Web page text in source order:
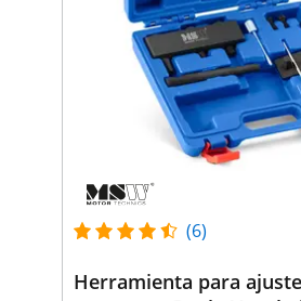
(6)
Herramienta para